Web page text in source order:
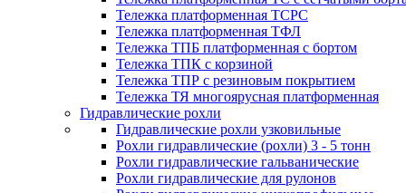
Тележка платформенная ТСРС
Тележка платформенная ТФЛ
Тележка ТПБ платформенная с бортом
Тележка ТПК с корзиной
Тележка ТПР с резиновым покрытием
Тележка ТЯ многоярусная платформенная
Гидравлические рохли
Гидравлические рохли узковильные
Рохли гидравлические (рохли) 3 - 5 тонн
Рохли гидравлические гальванические
Рохли гидравлические для рулонов